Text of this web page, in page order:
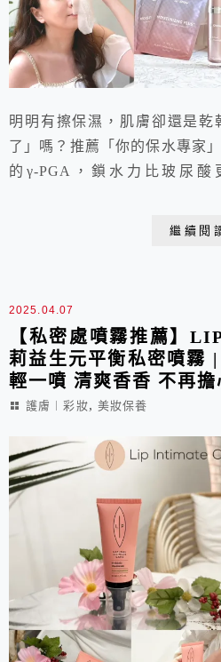
明明有擦保濕，肌膚卻還是
了」嗎？推薦「你的保水專家
的γ-PGA，鎖水力比玻尿
繼續閱
2025.04.07
【私密處噴霧推薦】
莉益生元平衡私密噴霧
輕一噴 清爽香香 不再擔
護膚︱彩妝, 美妝保養